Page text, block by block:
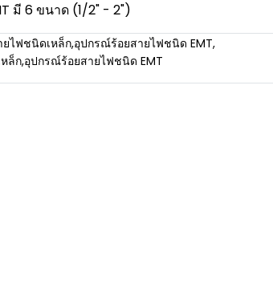
มี 6 ขนาด (1/2" - 2")
ไฟชนิดเหล็ก,อุปกรณ์ร้อยสายไฟชนิด EMT,
ล็ก,อุปกรณ์ร้อยสายไฟชนิด EMT